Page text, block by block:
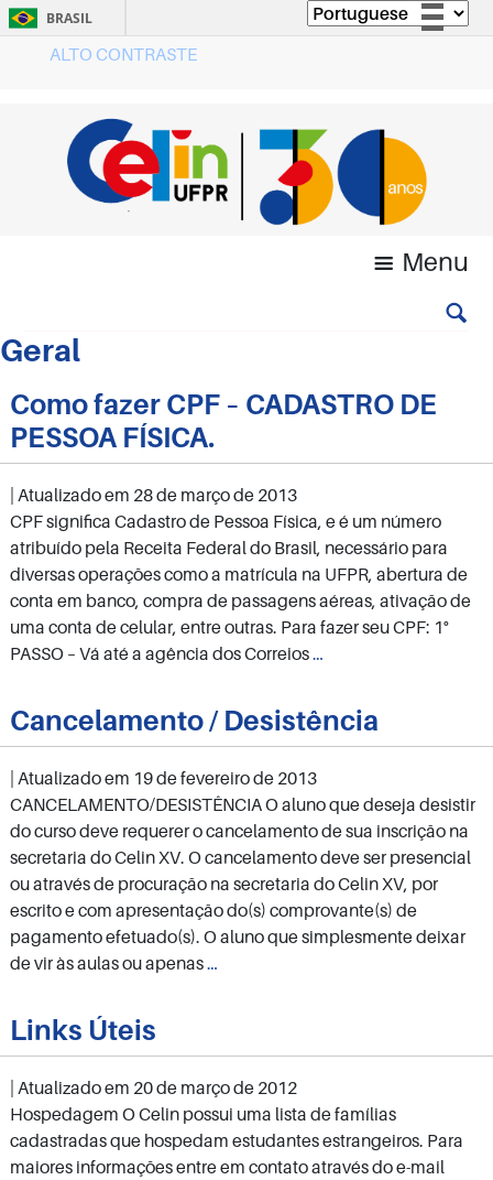
BRASIL
Acesso à informação
Legislação
Canais
ALTO CONTRASTE
Menu
Geral
Como fazer CPF – CADASTRO DE
PESSOA FÍSICA.
| Atualizado em 28 de março de 2013
CPF significa Cadastro de Pessoa Física, e é um número
atribuído pela Receita Federal do Brasil, necessário para
diversas operações como a matrícula na UFPR, abertura de
conta em banco, compra de passagens aéreas, ativação de
uma conta de celular, entre outras. Para fazer seu CPF: 1°
PASSO – Vá até a agência dos Correios…Como
–
PESSOA
FÍSICA.
Cancelamento / Desistência
| Atualizado em 19 de fevereiro de 2013
CANCELAMENTO/DESISTÊNCIA O aluno que deseja desistir
do curso deve requerer o cancelamento de sua inscrição na
secretaria do Celin XV. O cancelamento deve ser presencial
ou através de procuração na secretaria do Celin XV, por
escrito e com apresentação do(s) comprovante(s) de
pagamento efetuado(s). O aluno que simplesmente deixar
de vir às aulas ou apenas…Cancelamento
Links Úteis
| Atualizado em 20 de março de 2012
Hospedagem O Celin possui uma lista de famílias
cadastradas que hospedam estudantes estrangeiros. Para
maiores informações entre em contato através do e-mail